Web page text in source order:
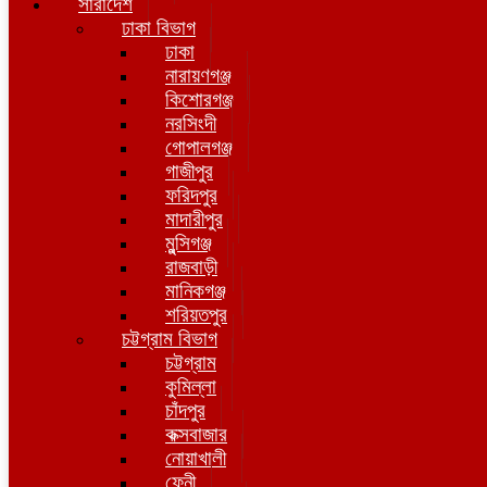
ঢাকা বিভাগ
ঢাকা
নারায়ণগঞ্জ
কিশোরগঞ্জ
নরসিংদী
গোপালগঞ্জ
গাজীপুর
ফরিদপুর
মাদারীপুর
মুন্সিগঞ্জ
রাজবাড়ী
মানিকগঞ্জ
শরিয়তপুর
চট্টগ্রাম বিভাগ
চট্টগ্রাম
কুমিল্লা
চাঁদপুর
কক্সবাজার
নোয়াখালী
ফেনী